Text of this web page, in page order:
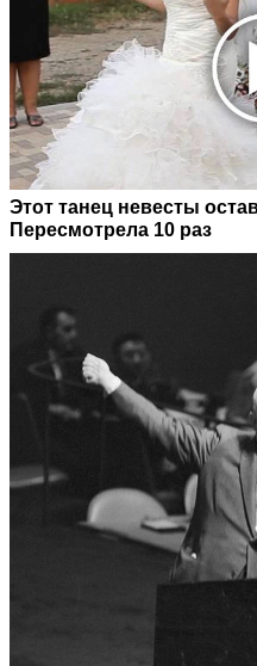
Этот танец невесты
Пересмотрела 10 раз